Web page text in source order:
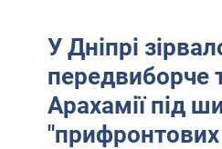
У Дніпрі
передвиборче
Арахамії під
"прифронтових